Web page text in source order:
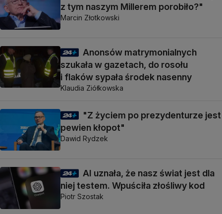
z tym naszym Millerem porobiło?"
Marcin Złotkowski
Anonsów matrymonialnych
szukała w gazetach, do rosołu
i flaków sypała środek nasenny
Klaudia Ziółkowska
"Z życiem po prezydenturze jest
pewien kłopot"
Dawid Rydzek
AI uznała, że nasz świat jest dla
niej testem. Wpuściła złośliwy kod
Piotr Szostak